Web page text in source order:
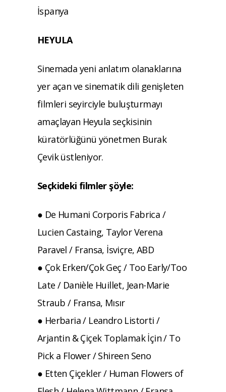
İspanya
HEYULA
Sinemada yeni anlatım olanaklarına
yer açan ve sinematik dili genişleten
filmleri seyirciyle buluşturmayı
amaçlayan Heyula seçkisinin
küratörlüğünü yönetmen Burak
Çevik üstleniyor.
Seçkideki filmler şöyle:
● De Humani Corporis Fabrica /
Lucien Castaing, Taylor Verena
Paravel / Fransa, İsviçre, ABD
● Çok Erken/Çok Geç / Too Early/Too
Late / Danièle Huillet, Jean-Marie
Straub / Fransa, Mısır
● Herbaria / Leandro Listorti /
Arjantin & Çiçek Toplamak İçin / To
Pick a Flower / Shireen Seno
● Etten Çiçekler / Human Flowers of